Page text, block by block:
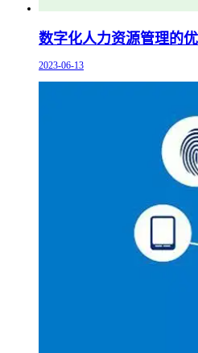
数字化人力资源管理的
2023-06-13